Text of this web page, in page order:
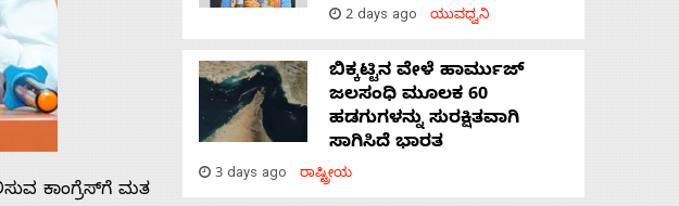
ಕಾಂಗ್ರೆಸ್‍ಗೆ ಮತ
2 days ago ಯುವಧ್ವನಿ
ಬಿಕ್ಕಟ್ಟಿನ ವೇಳೆ ಹಾರ್ಮುಜ್
ಜಲಸಂಧಿ ಮೂಲಕ 60
ಹಡಗುಗಳನ್ನು ಸುರಕ್ಷಿತವಾಗಿ
ಸಾಗಿಸಿದೆ ಭಾರತ
3 days ago ರಾಷ್ಟ್ರೀಯ